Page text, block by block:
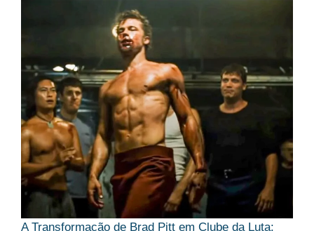
A Transformação de Brad Pitt em Clube da Luta: